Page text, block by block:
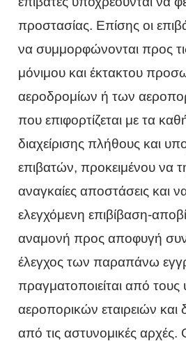
προστασίας. Επίσης οι
να συμμορφώνονται προς
μόνιμου και έκτακτου
αεροδρομίων ή των
που επιφορτίζεται με τα
διαχείρισης πλήθους και
επιβατών, προκειμένου να
αναγκαίες αποστάσεις και
ελεγχόμενη επιβίβαση-
αναμονή προς αποφυγή
έλεγχος των παραπάνω
πραγματοποιείται από
αεροπορικών εταιρειών και
από τις αστυνομικές αρχές.